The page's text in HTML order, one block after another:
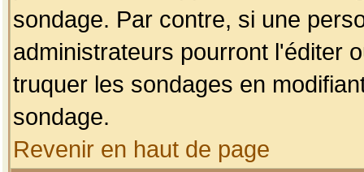
sondage. Par contre, si une
administrateurs pourront l'éditer
truquer les sondages en
sondage.
Revenir en haut de page